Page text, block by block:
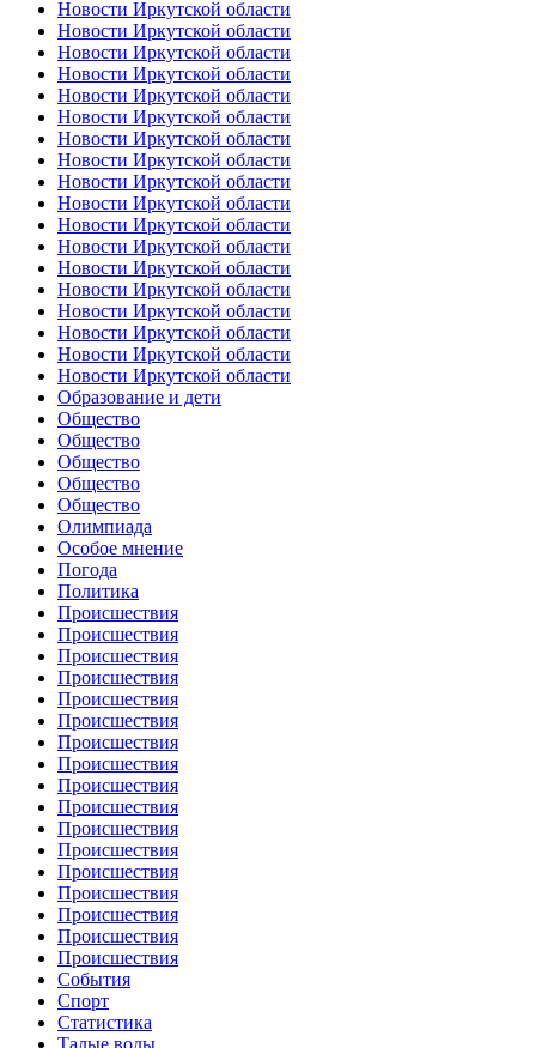
Новости Иркутской области
Новости Иркутской области
Новости Иркутской области
Новости Иркутской области
Новости Иркутской области
Новости Иркутской области
Новости Иркутской области
Новости Иркутской области
Новости Иркутской области
Новости Иркутской области
Новости Иркутской области
Новости Иркутской области
Новости Иркутской области
Новости Иркутской области
Новости Иркутской области
Новости Иркутской области
Новости Иркутской области
Новости Иркутской области
Образование и дети
Общество
Общество
Общество
Общество
Общество
Олимпиада
Особое мнение
Погода
Политика
Происшествия
Происшествия
Происшествия
Происшествия
Происшествия
Происшествия
Происшествия
Происшествия
Происшествия
Происшествия
Происшествия
Происшествия
Происшествия
Происшествия
Происшествия
Происшествия
Происшествия
События
Спорт
Статистика
Талые воды